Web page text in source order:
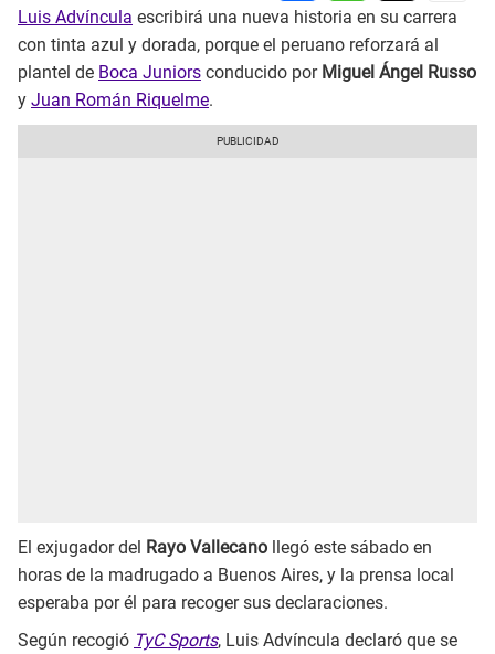
Luis Advíncula escribirá una nueva historia en su carrera
con tinta azul y dorada, porque el peruano reforzará al
plantel de Boca Juniors conducido por Miguel Ángel Russo
y Juan Román Riquelme.
El exjugador del Rayo Vallecano llegó este sábado en
horas de la madrugado a Buenos Aires, y la prensa local
esperaba por él para recoger sus declaraciones.
Según recogió TyC Sports, Luis Advíncula declaró que se